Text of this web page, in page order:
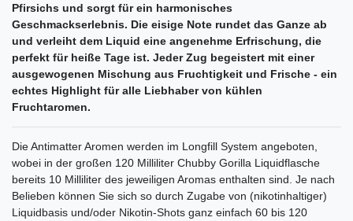
Pfirsichs und sorgt für ein harmonisches
Geschmackserlebnis. Die eisige Note rundet das Ganze ab
und verleiht dem Liquid eine angenehme Erfrischung, die
perfekt für heiße Tage ist. Jeder Zug begeistert mit einer
ausgewogenen Mischung aus Fruchtigkeit und Frische - ein
echtes Highlight für alle Liebhaber von kühlen
Fruchtaromen.
Die Antimatter Aromen werden im Longfill System angeboten,
wobei in der großen 120 Milliliter Chubby Gorilla Liquidflasche
bereits 10 Milliliter des jeweiligen Aromas enthalten sind. Je nach
Belieben können Sie sich so durch Zugabe von (nikotinhaltiger)
Liquidbasis und/oder Nikotin-Shots ganz einfach 60 bis 120